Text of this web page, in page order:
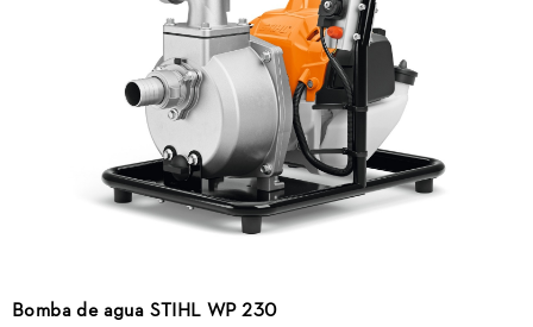
Bomba de agua STIHL WP 230